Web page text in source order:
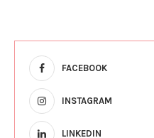
FACEBOOK
INSTAGRAM
LINKEDIN